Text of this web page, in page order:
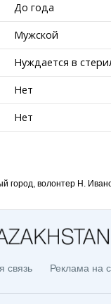
До года
Мужской
Нуждается в
Нет
Нет
город, волонтер Н.
связь Реклама на